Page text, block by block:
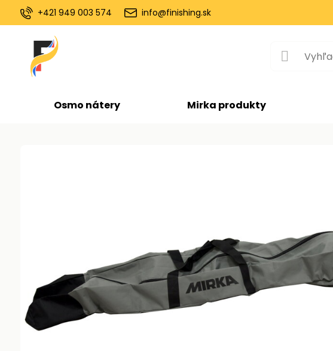
+421 949 003 574 info@finishing.sk
Osmo nátery Mirka produkty